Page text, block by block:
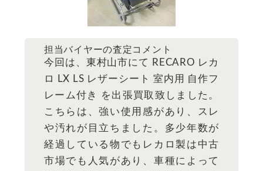
担当バイヤーの査定コメント
今回は、東村山市にて RECARO レカ
ロ LX LS レザーシート 室内用 自作フ
レーム付き を出張買取致しました。
こちらは、強い使用感があり、スレ
や汚れが目立ちました。多少年数が
経過している物でもレカロ製は中古
市場でも人気があり、車種によって